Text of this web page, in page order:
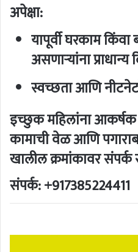
अपेक्षा:
यापूर्वी घरकाम
असणाऱ्यांना
स्वच्छता आणि
इच्छुक महिलांनाआकर्षक
कामाची वेळ आणि
खालील क्रमांकावर संपर्क
संपर्क:+917385224411